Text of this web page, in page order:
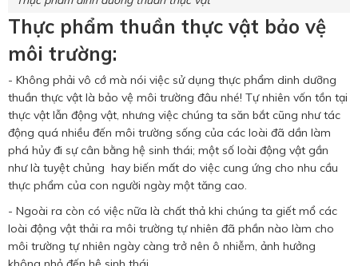
Thực phẩm thuần thực vật bảo vệ
môi trường:
- Không phải vô cớ mà nói việc sử dụng thực phẩm dinh dưỡng
thuần thực vật là bảo vệ môi trường đâu nhé! Tự nhiên vốn tồn tại
thực vật lẫn động vật, nhưng việc chúng ta săn bắt cũng như tác
động quá nhiều đến môi trường sống của các loài đã dần làm
phá hủy đi sự cân bằng hệ sinh thái; một số loài động vật gần
như là tuyệt chủng hay biến mất do việc cung ứng cho nhu cầu
thực phẩm của con người ngày một tăng cao.
- Ngoài ra còn có việc nữa là chất thả khi chúng ta giết mổ các
loài động vật thải ra môi trường tự nhiên đã phần nào làm cho
môi trường tự nhiên ngày càng trở nên ô nhiễm, ảnh hưởng